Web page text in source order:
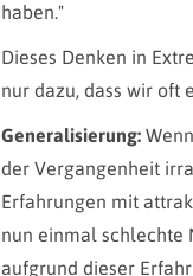
haben."
Dieses Denken in
nur dazu, dass wir oft
Generalisierung:
der Vergangenheit
Erfahrungen mit
nun einmal schlechte
aufgrund dieser